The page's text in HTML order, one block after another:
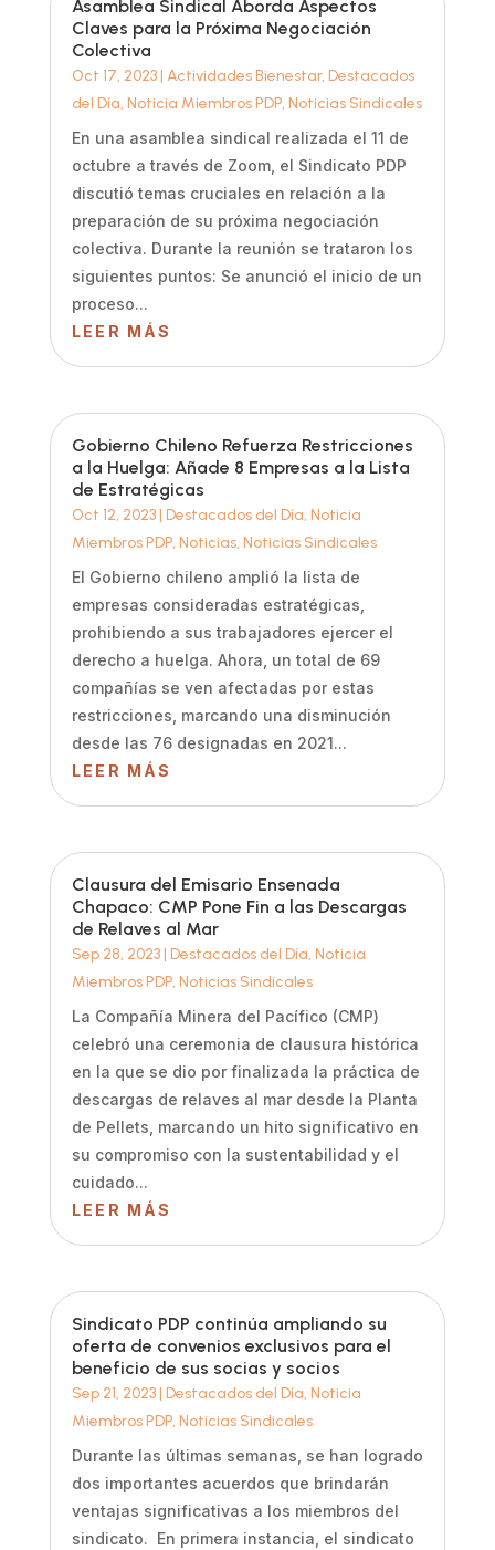
Asamblea Sindical Aborda Aspectos
Claves para la Próxima Negociación
Colectiva
Oct 17, 2023| Actividades Bienestar, Destacados
del Día, Noticia Miembros PDP, Noticias Sindicales
En una asamblea sindical realizada el 11 de
octubre a través de Zoom, el Sindicato PDP
discutió temas cruciales en relación a la
preparación de su próxima negociación
colectiva. Durante la reunión se trataron los
siguientes puntos: Se anunció el inicio de un
proceso...
LEER MÁS
Gobierno Chileno Refuerza Restricciones
a la Huelga: Añade 8 Empresas a la Lista
de Estratégicas
Oct 12, 2023| Destacados del Día, Noticia
Miembros PDP, Noticias, Noticias Sindicales
El Gobierno chileno amplió la lista de
empresas consideradas estratégicas,
prohibiendo a sus trabajadores ejercer el
derecho a huelga. Ahora, un total de 69
compañías se ven afectadas por estas
restricciones, marcando una disminución
desde las 76 designadas en 2021...
LEER MÁS
Clausura del Emisario Ensenada
Chapaco: CMP Pone Fin a las Descargas
de Relaves al Mar
Sep 28, 2023| Destacados del Día, Noticia
Miembros PDP, Noticias Sindicales
La Compañía Minera del Pacífico (CMP)
celebró una ceremonia de clausura histórica
en la que se dio por finalizada la práctica de
descargas de relaves al mar desde la Planta
de Pellets, marcando un hito significativo en
su compromiso con la sustentabilidad y el
cuidado...
LEER MÁS
Sindicato PDP continúa ampliando su
oferta de convenios exclusivos para el
beneficio de sus socias y socios
Sep 21, 2023| Destacados del Día, Noticia
Miembros PDP, Noticias Sindicales
Durante las últimas semanas, se han logrado
dos importantes acuerdos que brindarán
ventajas significativas a los miembros del
sindicato. En primera instancia, el sindicato